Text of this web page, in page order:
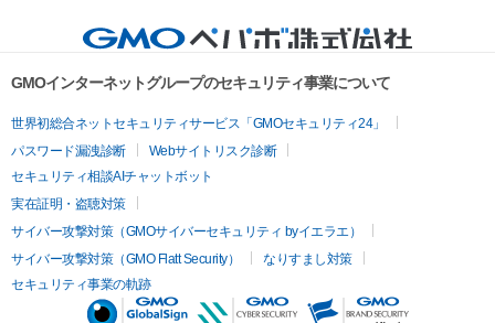
GMOインターネットグループのセキュリティ事業について
世界初総合ネットセキュリティサービス「GMOセキュリティ24」
パスワード漏洩診断
Webサイトリスク診断
セキュリティ相談AIチャットボット
実在証明・盗聴対策
サイバー攻撃対策（GMOサイバーセキュリティ byイエラエ）
サイバー攻撃対策（GMO Flatt Security）
なりすまし対策
セキュリティ事業の軌跡